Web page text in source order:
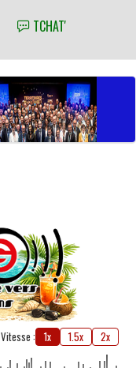
TCHAT'
Vitesse : 1x 1.5x 2x